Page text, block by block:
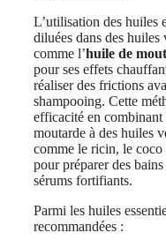
L’utilisation des huiles
diluées dans des huiles
comme l’huile de
pour ses effets
réaliser des frictions
shampooing. Cette
efficacité en combinant
moutarde à des huiles
comme le ricin, le coco
pour préparer des
sérums fortifiants.
Parmi les huiles
recommandées :